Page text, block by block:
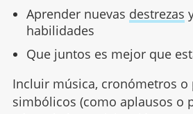
Aprender nuevas destrezas
habilidades
Que juntos es mejor que
Incluir música, cronómetros o
simbólicos (como aplausos o